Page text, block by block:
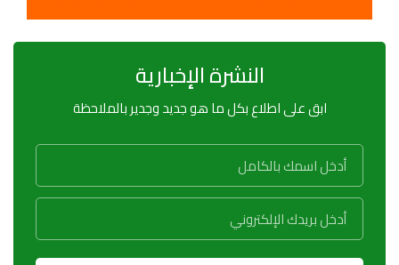
النشرة الإخبارية
ابق على اطلاع بكل ما هو جديد وجدير بالملاحظة